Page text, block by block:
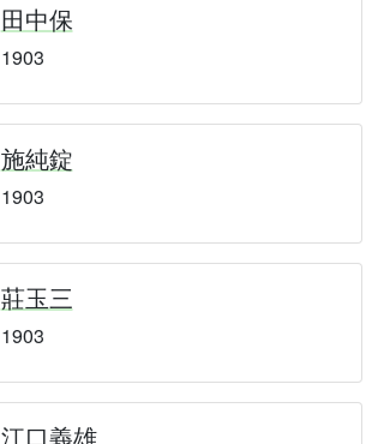
田中保
1903
施純錠
1903
莊玉三
1903
江口義雄